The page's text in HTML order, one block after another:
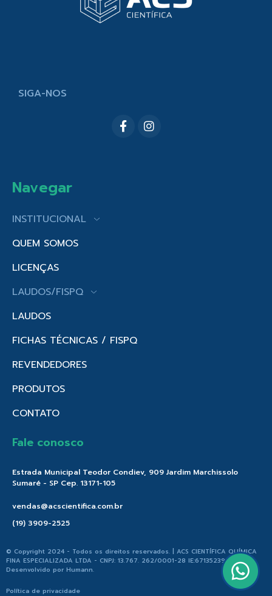
SIGA-NOS
Navegar
INSTITUCIONAL
QUEM SOMOS
LICENÇAS
LAUDOS/FISPQ
LAUDOS
FICHAS TÉCNICAS / FISPQ
REVENDEDORES
PRODUTOS
CONTATO
Fale conosco
Estrada Municipal Teodor Condiev, 909 Jardim Marchissolo
Sumaré - SP Cep. 13171-105
vendas@acscientifica.com.br
(19) 3909-2525
© Copyright 2024 - Todos os direitos reservados. | ACS CIENTÍFICA QUÍMICA
FINA ESPECIALIZADA LTDA - CNPJ: 13.767. 262/0001-28 IE:671352396.176 |
Desenvolvido por Humann.
Política de privacidade